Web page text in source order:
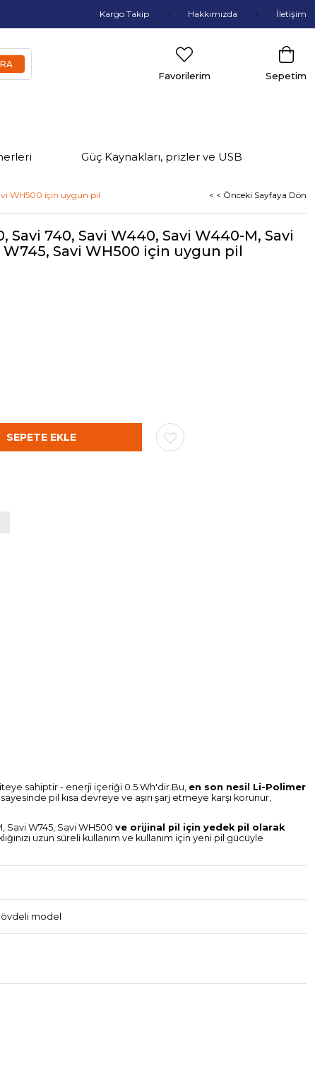
Kargo Takip Hakkımızda İletişim
Sepetim
Favorilerim
Güç Kaynakları, prizler ve USB
WH500 için uygun pil < < Önceki Sayfaya Dön
Savi 740, Savi W440, Savi W440-M, Savi
W745, Savi WH500 için uygun pil
sahiptir - enerji içeriği 0.5 Wh'dir.Bu, en son nesil Li-Polimer
sayesinde pil kısa devreye ve aşırı şarj etmeye karşı korunur,
Savi W745, Savi WH500 ve orijinal pil için yedek pil olarak
uzun süreli kullanım ve kullanım için yeni pil gücüyle
model